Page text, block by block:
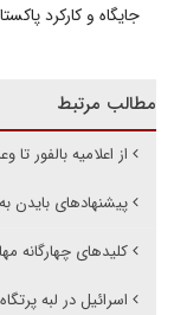
جایگاه و کارکرد
مطالب مرتبط
از اعلامیه بالفور
پیشنهادهای بایدن
کلیدهای چهارگانه
اسرائیل در لبه پرتگاه